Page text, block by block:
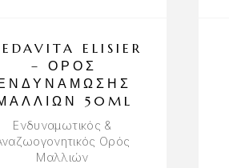
ELISIER
– ΟΡΌΣ
50ML
Ενδυναμωτικός &
Ορός
Μαλλιών